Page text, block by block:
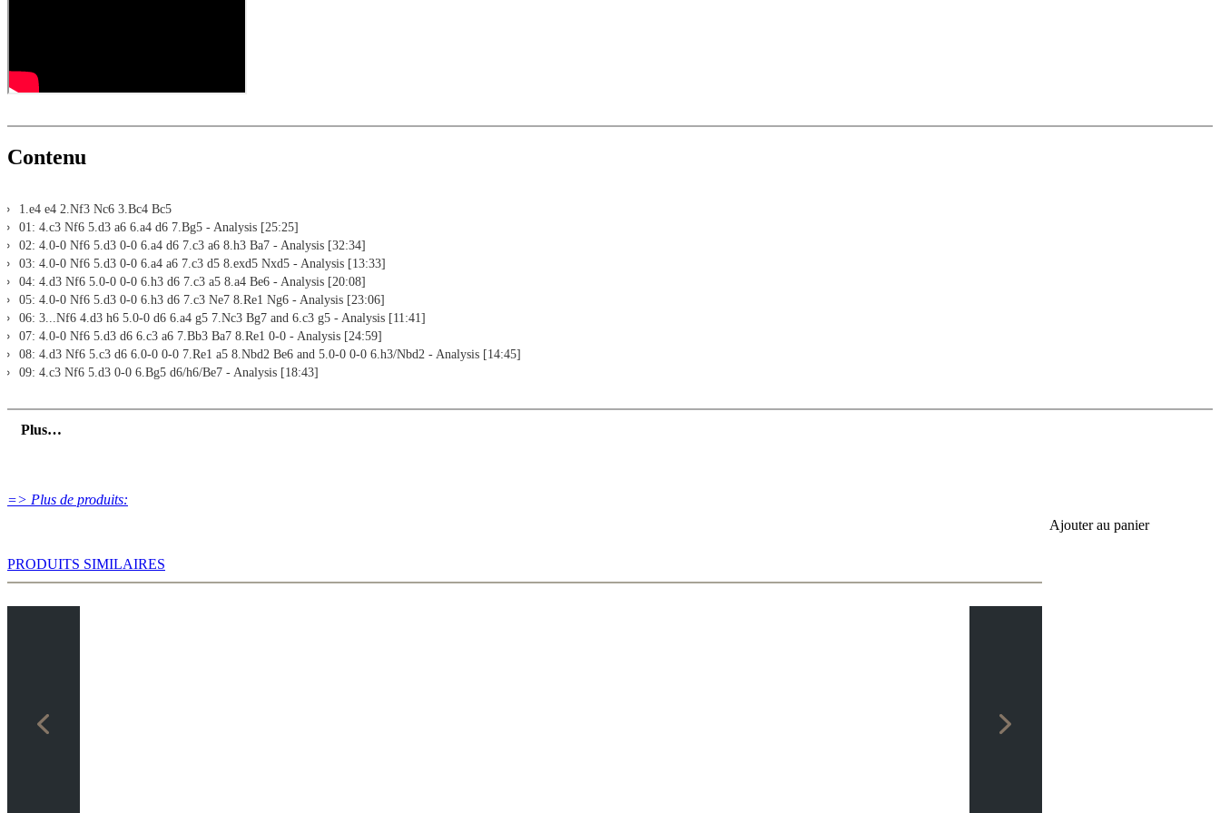
Contenu
1.e4 e4 2.Nf3 Nc6 3.Bc4 Bc5
01: 4.c3 Nf6 5.d3 a6 6.a4 d6 7.Bg5 - Analysis [25:25]
02: 4.0-0 Nf6 5.d3 0-0 6.a4 d6 7.c3 a6 8.h3 Ba7 - Analysis [32:34]
03: 4.0-0 Nf6 5.d3 0-0 6.a4 a6 7.c3 d5 8.exd5 Nxd5 - Analysis [13:33]
04: 4.d3 Nf6 5.0-0 0-0 6.h3 d6 7.c3 a5 8.a4 Be6 - Analysis [20:08]
05: 4.0-0 Nf6 5.d3 0-0 6.h3 d6 7.c3 Ne7 8.Re1 Ng6 - Analysis [23:06]
06: 3...Nf6 4.d3 h6 5.0-0 d6 6.a4 g5 7.Nc3 Bg7 and 6.c3 g5 - Analysis [11:41]
07: 4.0-0 Nf6 5.d3 d6 6.c3 a6 7.Bb3 Ba7 8.Re1 0-0 - Analysis [24:59]
08: 4.d3 Nf6 5.c3 d6 6.0-0 0-0 7.Re1 a5 8.Nbd2 Be6 and 5.0-0 0-0 6.h3/Nbd2 - Analysis [14:45]
09: 4.c3 Nf6 5.d3 0-0 6.Bg5 d6/h6/Be7 - Analysis [18:43]
Plus…
=> Plus de produits:
Ajouter au panier
PRODUITS SIMILAIRES